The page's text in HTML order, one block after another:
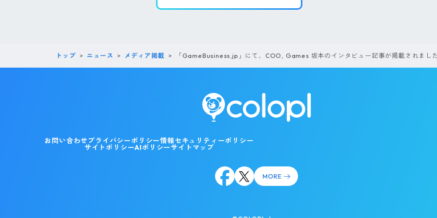
トップ ニュース メディア掲載 「GameBusiness.jp」にて、COO, Games 坂本のインタビュー記事が掲載されまし
お問い合わせ プライバシーポリシー情報セキュリティーポリシー
サイトポリシーAIポリシーサイトマップ